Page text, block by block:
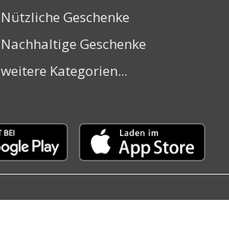
Nützliche Geschenke
Nachhaltige Geschenke
weitere Kategorien...
Laden
im
Google
Laden
im
Apple